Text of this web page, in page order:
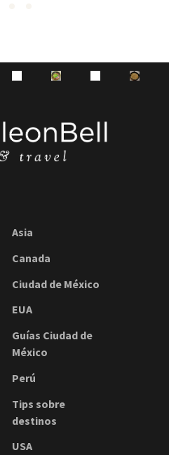
Asia
Canada
Ciudad de México
EUA
Guías Ciudad de
México
Perú
Tips sobre
destinos
USA